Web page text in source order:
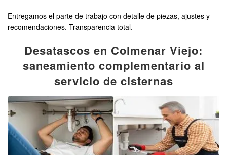
Entregamos el parte de trabajo con detalle de piezas, ajustes y
recomendaciones. Transparencia total.
Desatascos en Colmenar Viejo:
saneamiento complementario al
servicio de cisternas